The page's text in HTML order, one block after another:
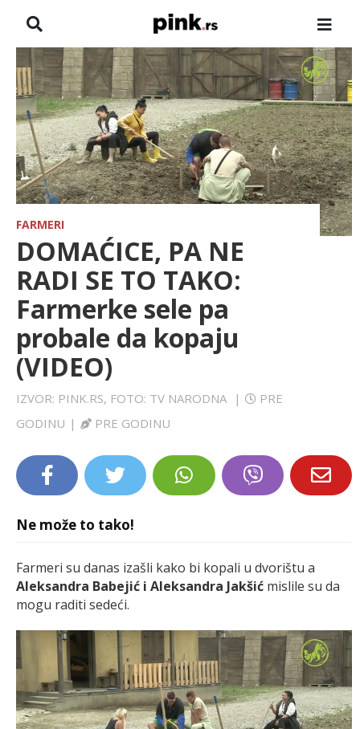
NASLOVNA
VESTI
ZADRUGA
SHOWBIZ
HRONIKA
FARMERI
TV
SPORT
LIFESTYLE
EXTRA
FARMERI
DOMAĆICE, PA NE
RADI SE TO TAKO:
Farmerke sele pa
probale da kopaju
(VIDEO)
IZVOR: PINK.RS, FOTO: TV NARODNA |
PRE
GODINU | PRE GODINU
Ne može to tako!
Farmeri su danas izašli kako bi kopali u dvorištu a
Aleksandra Babejić i Aleksandra Jakšić mislile su da
mogu raditi sedeći.